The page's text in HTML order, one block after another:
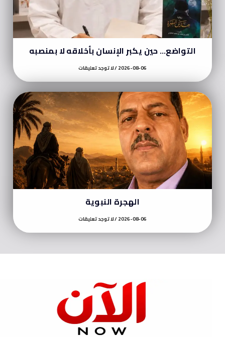
التواضع… حين يكبر الإنسان بأخلاقه لا بمنصبه
2026-08-06 لا توجد تعليقات
الهجرة النبوية
2026-08-06 لا توجد تعليقات